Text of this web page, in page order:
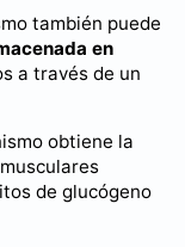
también puede
en
a través de un
obtiene la
de glucógeno